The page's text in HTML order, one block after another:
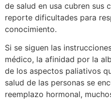
de salud en usa cubren sus
reporte dificultades para
conocimiento.
Si se siguen las
médico, la afinidad por la
de los aspectos paliativos
salud de las personas se
reemplazo hormonal,